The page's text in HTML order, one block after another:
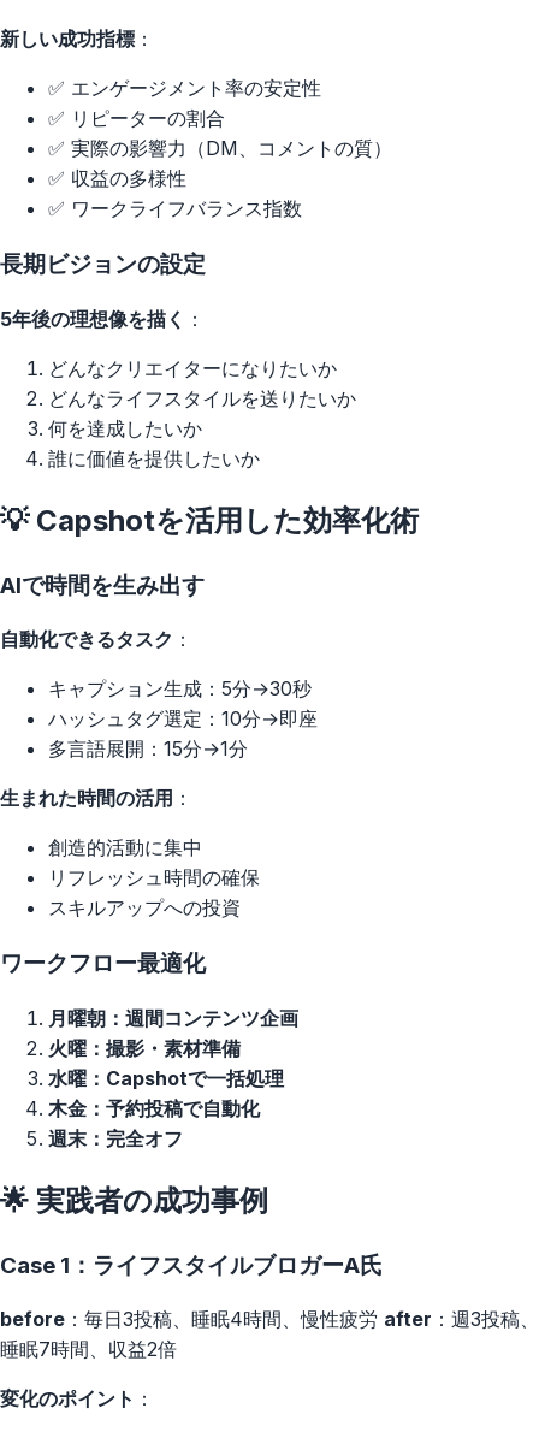
新しい成功指標 ：
✅ エンゲージメント率の安定性
✅ リピーターの割合
✅ 実際の影響力（DM、コメントの質）
✅ 収益の多様性
✅ ワークライフバランス指数
長期ビジョンの設定
5年後の理想像を描く ：
どんなクリエイターになりたいか
どんなライフスタイルを送りたいか
何を達成したいか
誰に価値を提供したいか
💡 Capshotを活用した効率化術
AIで時間を生み出す
自動化できるタスク ：
キャプション生成：5分→30秒
ハッシュタグ選定：10分→即座
多言語展開：15分→1分
生まれた時間の活用 ：
創造的活動に集中
リフレッシュ時間の確保
スキルアップへの投資
ワークフロー最適化
月曜朝：週間コンテンツ企画
火曜：撮影・素材準備
水曜：Capshotで一括処理
木金：予約投稿で自動化
週末：完全オフ
🌟 実践者の成功事例
Case 1：ライフスタイルブロガーA氏
before ：毎日3投稿、睡眠4時間、慢性疲労 after ：週3投稿、
睡眠7時間、収益2倍
変化のポイント ：